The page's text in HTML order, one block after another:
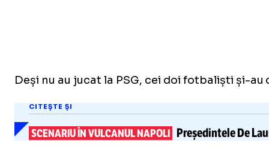
Deși nu au jucat la PSG, cei doi fotbaliști și-
CITEȘTE ȘI
SCENARIU ÎN VULCANUL NAPOLI Președintele De